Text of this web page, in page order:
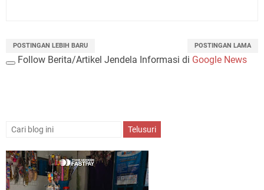
POSTINGAN LEBIH BARU POSTINGAN LAMA
Follow Berita/Artikel Jendela Informasi di Google News